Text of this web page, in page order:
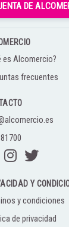
DE
es Alcomercio?
frecuentes
Y
y condiciones
de privacidad